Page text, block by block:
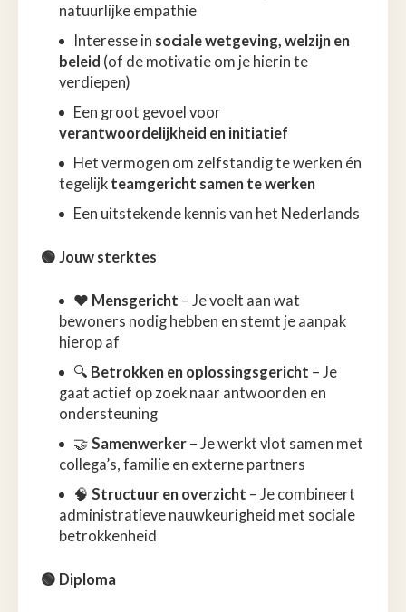
natuurlijke empathie
Interesse in sociale wetgeving, welzijn en
beleid (of de motivatie om je hierin te
verdiepen)
Een groot gevoel voor
verantwoordelijkheid en initiatief
Het vermogen om zelfstandig te werken én
tegelijk teamgericht samen te werken
Een uitstekende kennis van het Nederlands
🟢 Jouw sterktes
❤️ Mensgericht – Je voelt aan wat
bewoners nodig hebben en stemt je aanpak
hierop af
🔍 Betrokken en oplossingsgericht – Je
gaat actief op zoek naar antwoorden en
ondersteuning
🤝 Samenwerker – Je werkt vlot samen met
collega’s, familie en externe partners
🧠 Structuur en overzicht – Je combineert
administratieve nauwkeurigheid met sociale
betrokkenheid
🟢 Diploma